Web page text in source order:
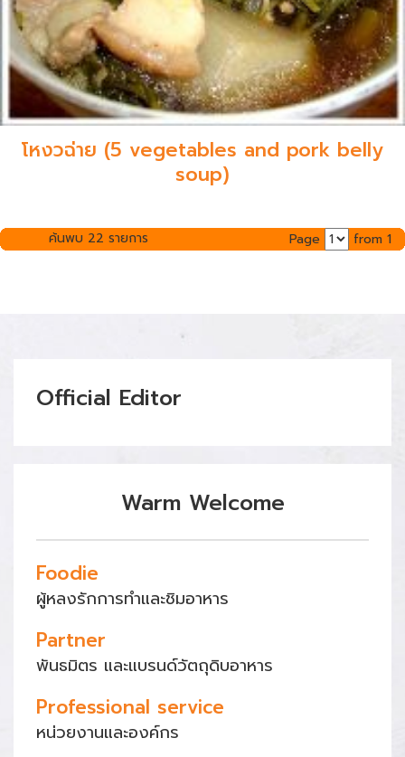
โหงวฉ่าย (5 vegetables and pork belly
soup)
ค้นพบ 22 รายการ Page from 1
Official Editor
Warm Welcome
Foodie
ผู้หลงรักการทำและชิมอาหาร
Partner
พันธมิตร และแบรนด์วัตถุดิบอาหาร
Professional service
หน่วยงานและองค์กร